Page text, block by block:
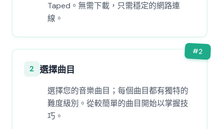
Taped。無需下載，只需穩定的網路連
線。
#2
2 選擇曲目
選擇您的音樂曲目；每個曲目都有獨特的
難度級別。從較簡單的曲目開始以掌握技
巧。